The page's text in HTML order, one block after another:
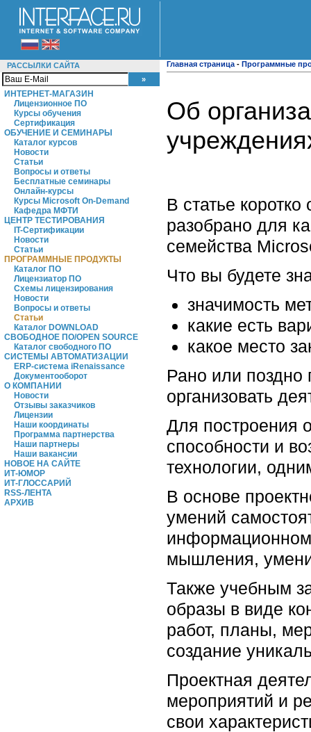
РАССЫЛКИ САЙТА
ИНТЕРНЕТ-МАГАЗИН
Лицензионное ПО
Курсы обучения
Сертификация
ОБУЧЕНИЕ И СЕМИНАРЫ
Каталог курсов
Новости
Статьи
Вопросы и ответы
Бесплатные семинары
Онлайн-курсы
Курсы Microsoft On-Demand
Кафедра МФТИ
ЦЕНТР ТЕСТИРОВАНИЯ
IT-Сертификации
Новости
Статьи
ПРОГРАММНЫЕ ПРОДУКТЫ
Каталог ПО
Лицензиатор ПО
Схемы лицензирования
Новости
Вопросы и ответы
Статьи
Каталог DOWNLOAD
СВОБОДНОЕ ПО/OPEN SOURCE
Каталог свободного ПО
СИСТЕМЫ АВТОМАТИЗАЦИИ
ERP-система iRenaissance
Документооборот
О КОМПАНИИ
Новости
Отзывы заказчиков
Лицензии
Наши координаты
Программа партнерства
Наши партнеры
Наши вакансии
НОВОЕ НА САЙТЕ
ИТ-ЮМОР
ИТ-ГЛОССАРИЙ
RSS-ЛЕНТА
АРХИВ
Главная страница - Программные
Об
В статье
разобрано для
семейства
Что вы будете
значимость
какие есть
какое место
Рано или поздно
организовать
Для построения
способности и
технологии,
В основе
умений
информационном
мышления,
Также учебным
образы в виде
работ, планы,
создание
Проектная
мероприятий и
свои